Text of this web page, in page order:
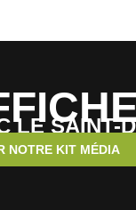
LE SAINT-
NOTRE KIT MÉDIA